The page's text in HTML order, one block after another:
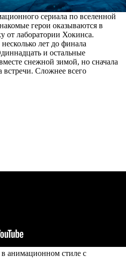
сериала по вселенной
герои оказываются в
от лаборатории Хокинса.
несколько лет до финала
и остальные
снежной зимой, но сначала
встречи. Сложнее всего
анимационном стиле с